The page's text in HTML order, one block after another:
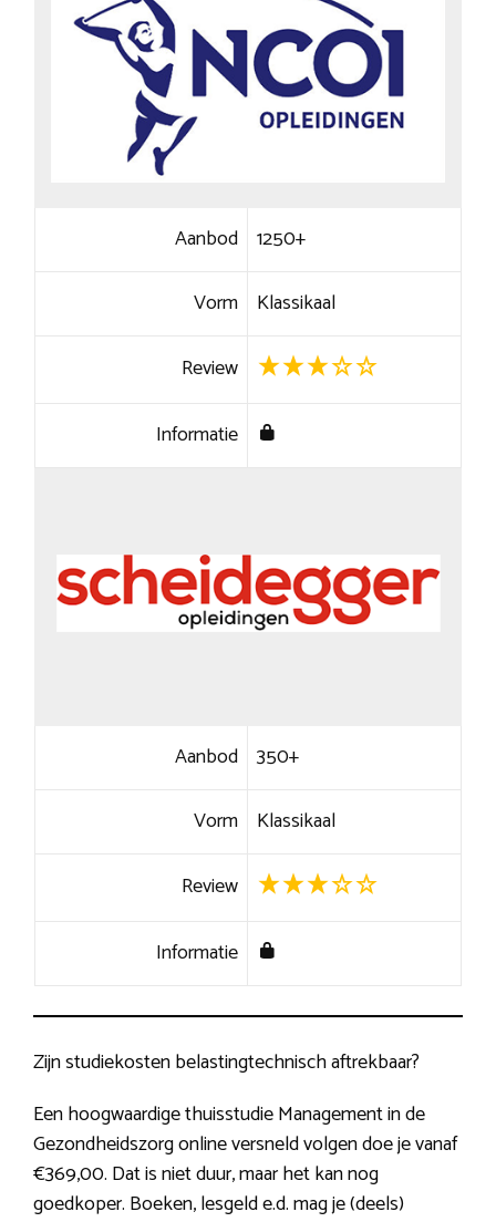
Aanbod 1250+
Vorm Klassikaal
Review
Informatie
Aanbod 350+
Vorm Klassikaal
Review
Informatie
Zijn studiekosten belastingtechnisch aftrekbaar?
Een hoogwaardige thuisstudie Management in de
Gezondheidszorg online versneld volgen doe je vanaf
€369,00. Dat is niet duur, maar het kan nog
goedkoper. Boeken, lesgeld e.d. mag je (deels)